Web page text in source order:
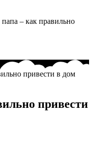
– как правильно
привести